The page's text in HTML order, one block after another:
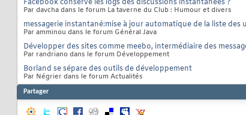
Facebook conserve les logs des discussions instantanées ?
Par davcha dans le forum La taverne du Club : Humour et divers
messagerie instantané:mise à jour automatique de la liste des
Par amminou dans le forum Général Java
Développer des sites comme meebo, intermédiaire des
Par randriano dans le forum Développement
Borland se sépare des outils de développement
Par Négrier dans le forum Actualités
Partager